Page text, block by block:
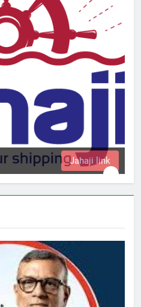
Jahaji link